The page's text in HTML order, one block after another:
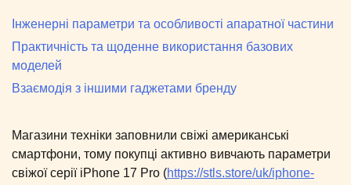
Інженерні параметри та особливості апаратної частини
Практичність та щоденне використання базових
моделей
Взаємодія з іншими гаджетами бренду
Магазини техніки заповнили свіжі американські
смартфони, тому покупці активно вивчають параметри
свіжої серії iPhone 17 Pro (https://stls.store/uk/iphone-